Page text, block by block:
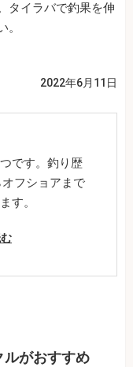
タイラバで釣果を伸
2022年6月11日
です。釣り歴
フショアまで
す。
ルがおすすめ